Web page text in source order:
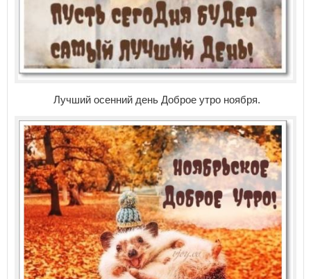
Лучший осенний день Доброе утро ноября.